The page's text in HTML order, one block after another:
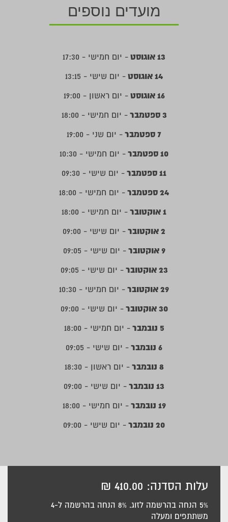
מועדים נוספים
13 אוגוסט - יום חמישי - 17:30
14 אוגוסט - יום שישי - 13:15
16 אוגוסט - יום ראשון - 19:00
3 ספטמבר - יום חמישי - 18:00
7 ספטמבר - יום שני - 19:00
10 ספטמבר - יום חמישי - 10:30
11 ספטמבר - יום שישי - 09:30
24 ספטמבר - יום חמישי - 18:00
1 אוקטובר - יום חמישי - 18:00
2 אוקטובר - יום שישי - 09:00
9 אוקטובר - יום שישי - 09:05
23 אוקטובר - יום שישי - 09:05
29 אוקטובר - יום חמישי - 10:30
30 אוקטובר - יום שישי - 09:00
5 נובמבר - יום חמישי - 18:00
6 נובמבר - יום שישי - 09:05
8 נובמבר - יום ראשון - 18:30
13 נובמבר - יום שישי - 09:00
19 נובמבר - יום חמישי - 18:00
20 נובמבר - יום שישי - 09:00
עלות הסדנה: 410.00 ₪
5% הנחה בהרשמה לזוג. 8% הנחה בהרשמה ל-4
משתתפים ומעלה